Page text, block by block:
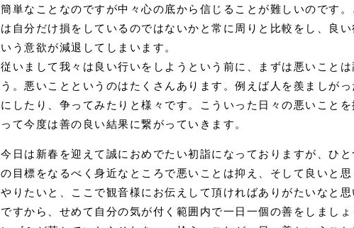
簡単なことなのですが中々心の底から信じることが難しいのです。
は自分だけ損をしているのではないかと常に周りと比較をし、良い
いう意欲が減退してしまいます。
従いまして我々は良い行いをしようという前に、まずは悪いことは
う。悪いことというのはたくさんあります。例えば人を羨ましが
にしたり、争ってみたりと様々です。こういった日々の悪いことを
って今度は善の良い結果に繋がっていきます。
今日は新春を迎えて誠におめでたい初詣になっておりますが、ひ
の目標をなるべく身近なところで悪いことは抑え、そして良いと
やりたいと、ここで観音様にお伝えして頂ければありがたいなと思
ですから、せめて自分の気が付く範囲内で一日一個の善をしまし